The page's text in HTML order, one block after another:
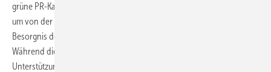
grüne PR-Kampagnen hervor, die die deutschen Autobauer nutzen,
um von der Klimabilanz des Sektors abzulenken und die wachsende
Besorgnis der Öffentlichkeit und der Regierung zu adressieren.
Während die deutsche Automobilindustrie zunehmend generelle
Unterstützung für das Pariser Abkommen und langfristige Klimaziele